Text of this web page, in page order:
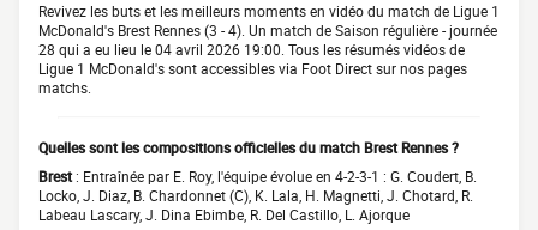
Revivez les buts et les meilleurs moments en vidéo du match de Ligue 1
McDonald's Brest Rennes (3 - 4). Un match de Saison régulière - journée
28 qui a eu lieu le 04 avril 2026 19:00. Tous les résumés vidéos de
Ligue 1 McDonald's sont accessibles via Foot Direct sur nos pages
matchs.
Quelles sont les compositions officielles du match Brest Rennes ?
Brest: Entraînée par E. Roy, l'équipe évolue en 4-2-3-1 : G. Coudert, B.
Locko, J. Diaz, B. Chardonnet (C), K. Lala, H. Magnetti, J. Chotard, R.
Labeau Lascary, J. Dina Ebimbe, R. Del Castillo, L. Ajorque